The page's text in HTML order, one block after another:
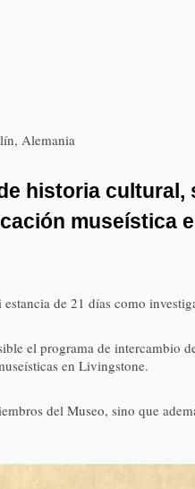
Alemania
historia
de 21 días como
el programa de intercambio
en Livingstone.
del Museo, sino que